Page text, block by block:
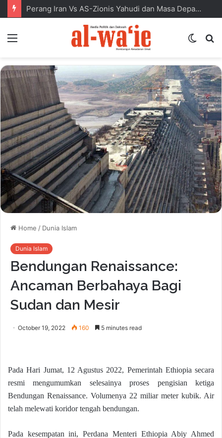
Perang Iran Vs AS-Zionis Yahudi dan Masa Depan Dunia Islam
Switch
Home / Dunia Islam
Dunia Islam
Bendungan Renaissance:
Ancaman Berbahaya Bagi
Sudan dan Mesir
October 19, 2022 160 5 minutes read
Pada Hari Jumat, 12 Agustus 2022, Pemerintah Ethiopia secara
resmi mengumumkan selesainya proses pengisian ketiga
Bendungan Renaissance. Volumenya 22 miliar meter kubik. Air
telah melewati koridor tengah bendungan.
Pada kesempatan ini, Perdana Menteri Ethiopia Abiy Ahmed